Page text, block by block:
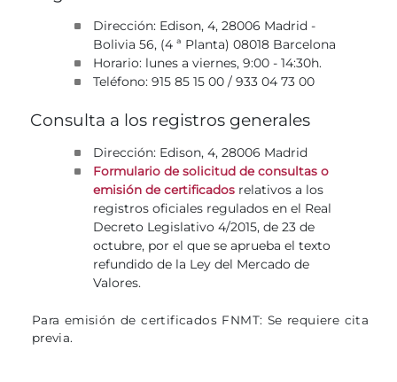
Dirección: Edison, 4, 28006 Madrid -
Bolivia 56, (4 ª Planta) 08018 Barcelona
Horario: lunes a viernes, 9:00 - 14:30h.
Teléfono: 915 85 15 00 / 933 04 73 00
Consulta a los registros generales
Dirección: Edison, 4, 28006 Madrid
Formulario de solicitud de consultas o
emisión de certificados relativos a los
registros oficiales regulados en el Real
Decreto Legislativo 4/2015, de 23 de
octubre, por el que se aprueba el texto
refundido de la Ley del Mercado de
Valores.
Para emisión de certificados FNMT: Se requiere cita
previa.